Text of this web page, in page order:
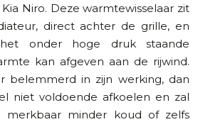
Niro. Deze warmtewisselaar zit
direct achter de grille, en
onder hoge druk staande
kan afgeven aan de rijwind.
belemmerd in zijn werking, dan
niet voldoende afkoelen en zal
minder koud of zelfs